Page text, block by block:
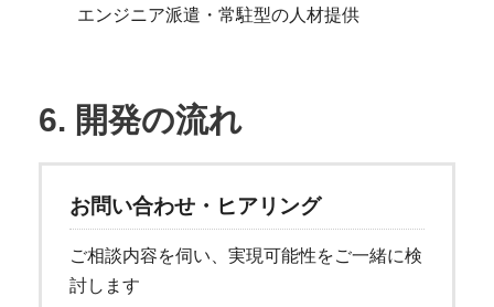
エンジニア派遣・常駐型の人材提供
6. 開発の流れ
お問い合わせ・ヒアリング
ご相談内容を伺い、実現可能性をご一緒に検
討します